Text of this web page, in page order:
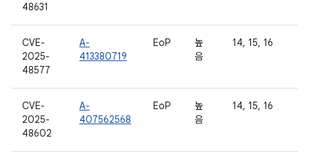
48631
CVE-
2025-
48577
A-
413380719
EoP
높
음
14, 15, 16
CVE-
2025-
48602
A-
407562568
EoP
높
음
14, 15, 16